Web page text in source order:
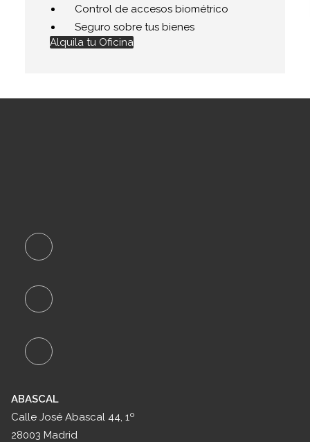
Control de accesos biométrico
Seguro sobre tus bienes
Alquila tu Oficina
ABASCAL
Calle José Abascal 44, 1º
28003 Madrid